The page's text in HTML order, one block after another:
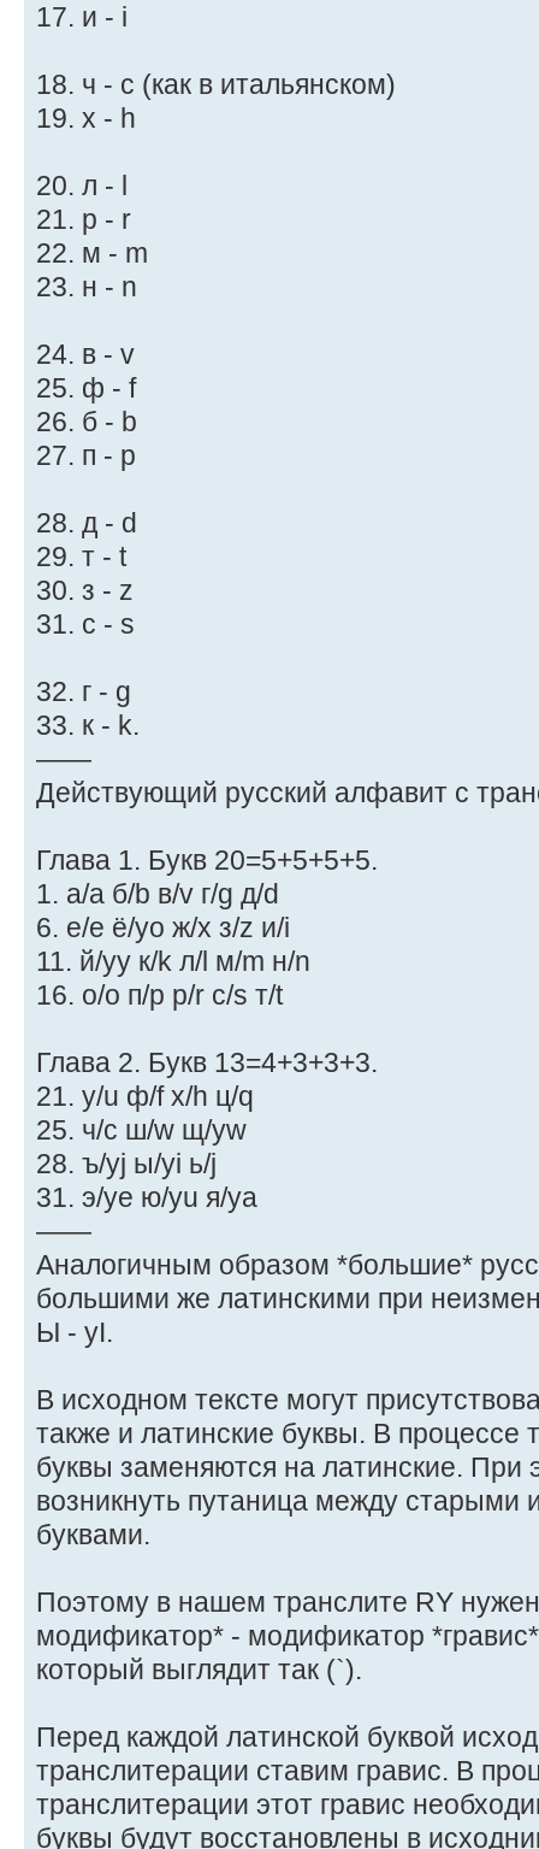
17. и - i
18. ч - c (как в итальянском)
19. х - h
20. л - l
21. р - r
22. м - m
23. н - n
24. в - v
25. ф - f
26. б - b
27. п - p
28. д - d
29. т - t
30. з - z
31. с - s
32. г - g
33. к - k.
——
Действующий русский алфавит с
Глава 1. Букв 20=5+5+5+5.
1. а/a б/b в/v г/g д/d
6. е/e ё/yo ж/x з/z и/i
11. й/yy к/k л/l м/m н/n
16. о/o п/p р/r с/s т/t
Глава 2. Букв 13=4+3+3+3.
21. у/u ф/f х/h ц/q
25. ч/c ш/w щ/yw
28. ъ/yj ы/yi ь/j
31. э/ye ю/yu я/ya
——
Аналогичным образом *большие*
большими же латинскими при
Ы - yI.
В исходном тексте могут
также и латинские буквы. В процессе
буквы заменяются на латинские. При
возникнуть путаница между старыми
буквами.
Поэтому в нашем транслите RY
модификатор* - модификатор
который выглядит так (`).
Перед каждой латинской буквой
транслитерации ставим гравис. В
транслитерации этот гравис
буквы будут восстановлены в